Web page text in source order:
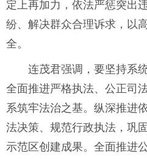
定上再加力，依法严惩突出
纷、解决群众合理诉求，以
全。
连茂君强调，要坚持系
全面推进严格执法、公正司
系筑牢法治之基。纵深推进
法决策、规范行政执法，巩
示范区创建成果。全面推进